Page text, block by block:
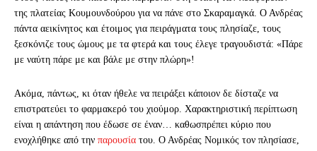
της πλατείας Κουμουνδούρου για να πάνε στο Σκαραμαγκά. Ο Ανδρέας
πάντα αεικίνητος και έτοιμος για πειράγματα τους πλησίαζε, τους
ξεσκόνιζε τους ώμους με τα φτερά και τους έλεγε τραγουδιστά: «Πάρε
με ναύτη πάρε με και βάλε με στην πλώρη»!
Ακόμα, πάντως, κι όταν ήθελε να πειράξει κάποιον δε δίσταζε να
επιστρατεύει το φαρμακερό του χιούμορ. Χαρακτηριστική περίπτωση
είναι η απάντηση που έδωσε σε έναν… καθωσπρέπει κύριο που
ενοχλήθηκε από την παρουσία του. Ο Ανδρέας Νομικός τον πλησίασε,